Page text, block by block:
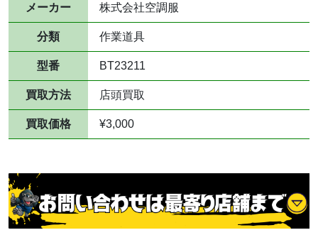
メーカー 株式会社空調服
分類 作業道具
型番 BT23211
買取方法 店頭買取
買取価格 ¥3,000